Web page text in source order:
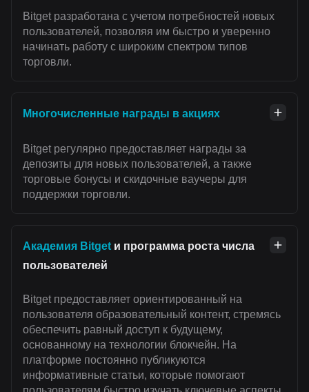
Bitget разработана с учетом потребностей новых
пользователей, позволяя им быстро и уверенно
начинать работу с широким спектром типов
торговли.
Многочисленные награды в акциях
Bitget регулярно предоставляет награды за
депозиты для новых пользователей, а также
торговые бонусы и скидочные ваучеры для
поддержки торговли.
Академия Bitget и программа роста числа
пользователей
Bitget предоставляет ориентированный на
пользователя образовательный контент, стремясь
обеспечить равный доступ к будущему,
основанному на технологии блокчейн. На
платформе постоянно публикуются
информативные статьи, которые помогают